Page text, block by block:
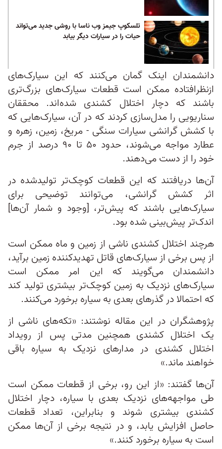
تلسکوپ جیمز وب ناسا با روشی جدید می‌تواند
حیات را در سیارات دیگر بیابد
دانشمندان اینک گمان می‌کنند که این سیارک‌های
ازنظرافتاده ممکن است قطعات سیارک‌های بزرگ‌تری
باشند که دچار اختلال کشندی شده‌اند. محققان
سناریویی را مدل‌سازی کردند که در آن، سیارک‌هایی که
با کشش گرانشی سیارات سنگی - مریخ، زمین، زهره و
عطارد مواجه می‌شوند، حدود ۵۰ تا ۹۰ درصد از جرم
خود را از دست می‌دهند.
آن‌ها دریافتند که این قطعات کوچک‌تر تولیدشده در
اثر کشش گرانشی، می‌توانند توضیحی برای
سیارک‌هایی باشند که پیش‌تر، [وجود و شمار آن‌ها]
اندک‌تر پیش‌بینی شده بود.
هرچند اختلال کشندی ناشی از زمین و ماه ممکن است
از پس برخی از سیارک‌های قاتل تهدیدکننده زمین برآید،
دانشمندان می‌گویند که این امر ممکن است
سیارک‌های نزدیک به زمین کوچک‌تر بیشتری تولید کند
که احتمالا در گذرهای بعدی به سیاره برخورد می‌کنند.
پژوهشگران در این مقاله نوشتند: «تکه‌های ناشی از
یک اختلال کشندی همچنین مدتی پس از رویداد
اختلال کشندی در مدارهای نزدیک به سیاره باقی
خواهند ماند.»
آن‌ها گفتند: «از این رو، برخی از قطعات ممکن است
طی مواجهه‌های نزدیک بعدی با سیاره، دچار اختلال
کشندی بیشتری شوند و بنابراین، تعداد قطعات
حاصل افزایش یابد، و در نتیجه برخی از آن‌ها ممکن
است به سیاره برخورد کنند.»